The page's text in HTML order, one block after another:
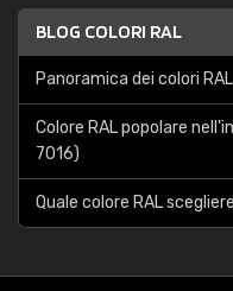
BLOG COLORI RAL
Panoramica dei colori
Colore RAL popolare
7016)
Quale colore RAL